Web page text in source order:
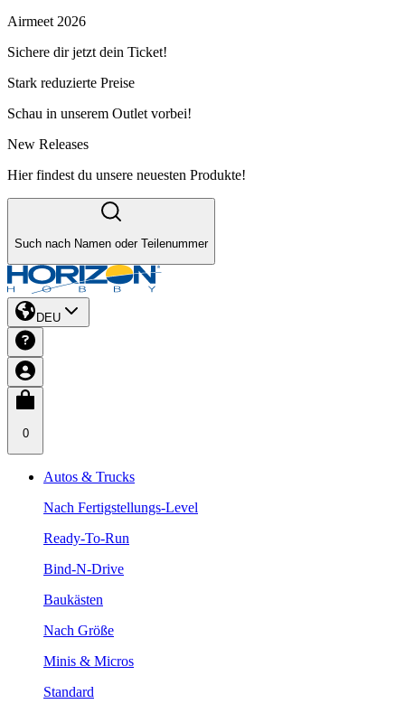
Airmeet 2026
Sichere dir jetzt dein Ticket!
Stark reduzierte Preise
Schau in unserem Outlet vorbei!
New Releases
Hier findest du unsere neuesten Produkte!
Such nach Namen oder Teilenummer
DEU
0
Autos & Trucks
Nach Fertigstellungs-Level
Ready-To-Run
Bind-N-Drive
Baukästen
Nach Größe
Minis & Micros
Standard